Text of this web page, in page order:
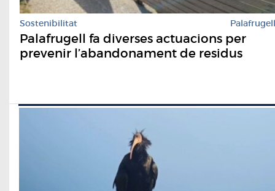
Sostenibilitat Palafrugell
Palafrugell fa diverses actuacions per
prevenir l’abandonament de residus